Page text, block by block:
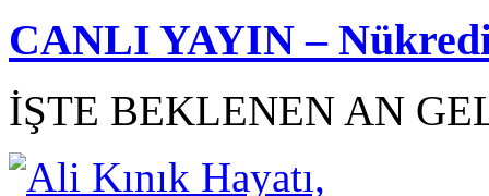
CANLI YAYIN –
İŞTE BEKLENEN AN